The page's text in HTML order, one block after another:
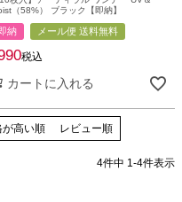
（58%） ブラック【即納】
納 メール便 送料無料
税込
カートに入れる
が高い順 レビュー順
4件中 1 -4件表示